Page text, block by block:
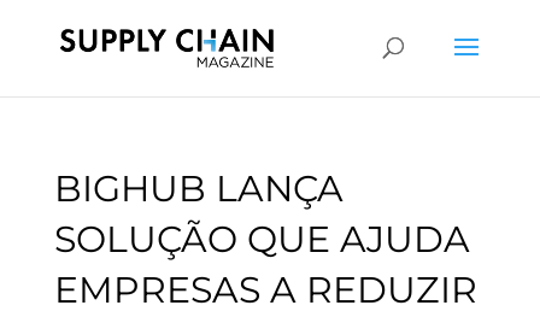
BIGHUB LANÇA
SOLUÇÃO QUE AJUDA
EMPRESAS A REDUZIR